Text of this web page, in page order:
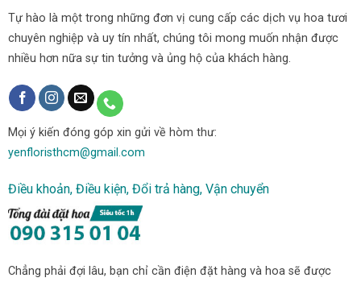
Tự hào là một trong những đơn vị cung cấp các dịch vụ hoa tươi
chuyên nghiệp và uy tín nhất, chúng tôi mong muốn nhận được
nhiều hơn nữa sự tin tưởng và ủng hộ của khách hàng.
Mọi ý kiến đóng góp xin gửi về hòm thư:
yenfloristhcm@gmail.com
Điều khoản, Điều kiện, Đổi trả hàng, Vận chuyển
Chẳng phải đợi lâu, bạn chỉ cần điện đặt hàng và hoa sẽ được